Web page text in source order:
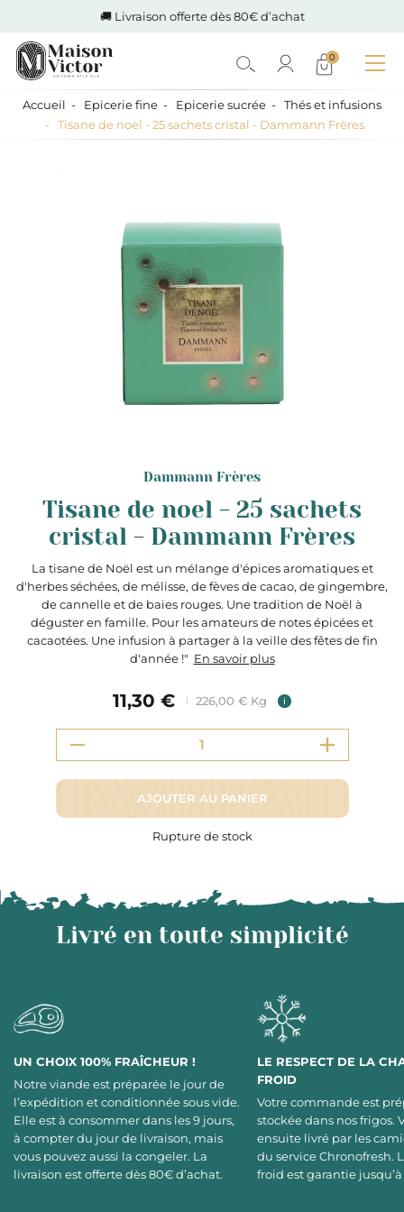
🚚 Livraison offerte dès 80€ d’achat
0
Accueil Epicerie fine Epicerie sucrée
Thés et infusions
Tisane de noel - 25 sachets cristal - Dammann Frères
Dammann Frères
Tisane de noel - 25 sachets
cristal - Dammann Frères
La tisane de Noël est un mélange d'épices aromatiques et
d'herbes séchées, de mélisse, de fèves de cacao, de gingembre,
de cannelle et de baies rouges. Une tradition de Noël à
déguster en famille. Pour les amateurs de notes épicées et
cacaotées. Une infusion à partager à la veille des fêtes de fin
d'année !" En savoir plus
11,30 € 226,00 € Kg i
AJOUTER AU PANIER
Rupture de stock
Livré en toute simplicité
UN CHOIX 100% FRAÎCHEUR !
Notre viande est préparée le jour de
l’expédition et conditionnée sous vide.
Elle est à consommer dans les 9 jours,
à compter du jour de livraison, mais
vous pouvez aussi la congeler. La
livraison est offerte dès 80€ d’achat.
LE RESPECT DE LA
FROID
Votre commande est
stockée dans nos frigos.
ensuite livré par les
du service Chronofresh.
froid est garantie